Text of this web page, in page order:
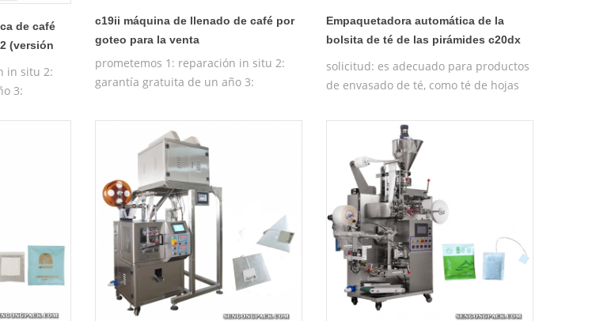
de café
(versión
in situ 2:
3:
c19ii máquina de llenado de café por
goteo para la venta
prometemos 1: reparación in situ 2:
garantía gratuita de un año 3:
entrenamiento gratuito de la máquina
Empaquetadora automática de la
bolsita de té de las pirámides c20dx
solicitud: es adecuado para productos
de envasado de té, como té de hojas
cuidado de la salud, té de rosas,
ginseng y otros tipos de té local chino,
etc. caracteristicas: 1. el material
factible del paquete de la máquina de
bolsas triángulo es nylon, materiales
de tela no tejida importados de Japón,
que no es tóxi7